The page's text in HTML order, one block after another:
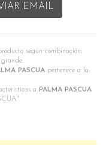
según combinación,
PASCUA pertenece a la
a PALMA PASCUA
EMAIL